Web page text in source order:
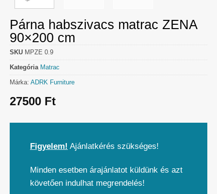
Párna habszivacs matrac ZENA
90×200 cm
SKU MPZE 0.9
Kategória Matrac
Márka: ADRK Furniture
27500 Ft
Figyelem! Ajánlatkérés szükséges!
Minden esetben árajánlatot küldünk és azt
követően indulhat megrendelés!